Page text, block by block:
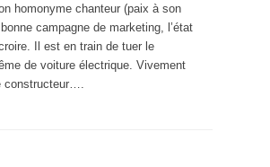
homonyme chanteur (paix à son
campagne de marketing, l’état
Il est en train de tuer le
de voiture électrique. Vivement
constructeur….